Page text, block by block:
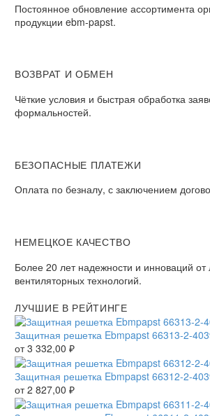
Постоянное обновление ассортимента
продукции ebm-papst.
ВОЗВРАТ И ОБМЕН
Чёткие условия и быстрая обработка
формальностей.
БЕЗОПАСНЫЕ ПЛАТЕЖИ
Оплата по безналу, с заключением
НЕМЕЦКОЕ КАЧЕСТВО
Более 20 лет надежности и инноваций от
вентиляторных технологий.
ЛУЧШИЕ В РЕЙТИНГЕ
Защитная решетка Ebmpapst 66313-2-
от3 332,00 ₽
Защитная решетка Ebmpapst 66312-2-
от2 827,00 ₽